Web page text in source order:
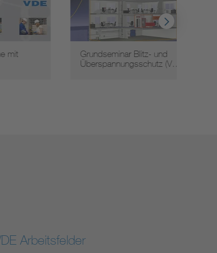
Grundseminar Blitz- und
Überspannungsschutz (V…
Arbeitsfelder